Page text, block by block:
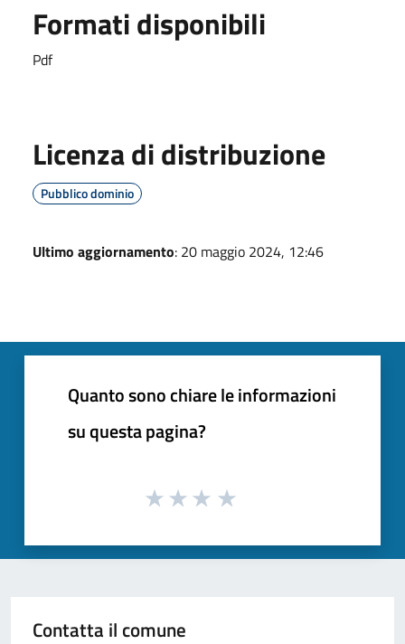
Formati disponibili
Pdf
Licenza di distribuzione
Pubblico dominio
Ultimo aggiornamento: 20 maggio 2024, 12:46
Quanto sono chiare le informazioni
su questa pagina?
Contatta il comune